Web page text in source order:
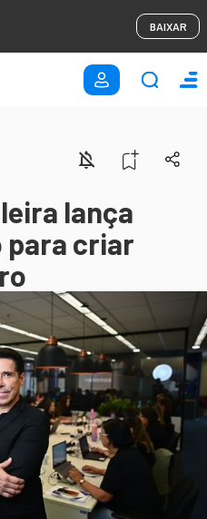
BAIXAR
lança
para criar